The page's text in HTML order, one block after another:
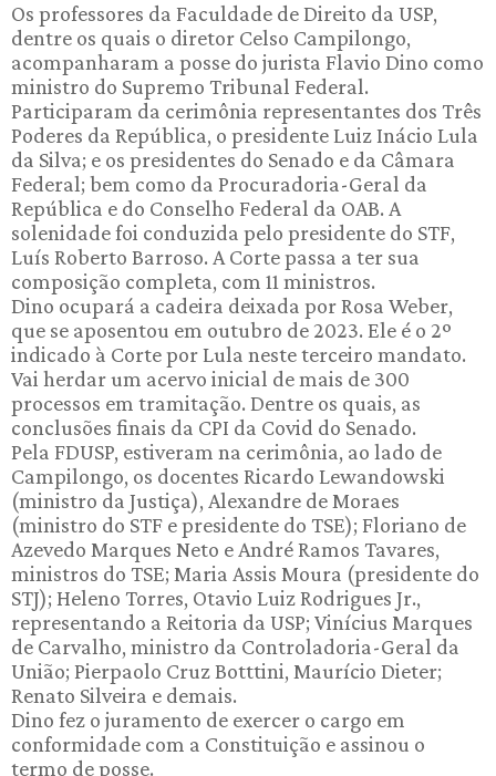
Os professores da Faculdade de Direito da USP,
dentre os quais o diretor Celso Campilongo,
acompanharam a posse do jurista Flavio Dino como
ministro do Supremo Tribunal Federal.
Participaram da cerimônia representantes dos Três
Poderes da República, o presidente Luiz Inácio Lula
da Silva; e os presidentes do Senado e da Câmara
Federal; bem como da Procuradoria-Geral da
República e do Conselho Federal da OAB. A
solenidade foi conduzida pelo presidente do STF,
Luís Roberto Barroso. A Corte passa a ter sua
composição completa, com 11 ministros.
Dino ocupará a cadeira deixada por Rosa Weber,
que se aposentou em outubro de 2023. Ele é o 2º
indicado à Corte por Lula neste terceiro mandato.
Vai herdar um acervo inicial de mais de 300
processos em tramitação. Dentre os quais, as
conclusões finais da CPI da Covid do Senado.
Pela FDUSP, estiveram na cerimônia, ao lado de
Campilongo, os docentes Ricardo Lewandowski
(ministro da Justiça), Alexandre de Moraes
(ministro do STF e presidente do TSE); Floriano de
Azevedo Marques Neto e André Ramos Tavares,
ministros do TSE; Maria Assis Moura (presidente do
STJ); Heleno Torres, Otavio Luiz Rodrigues Jr.,
representando a Reitoria da USP; Vinícius Marques
de Carvalho, ministro da Controladoria-Geral da
União; Pierpaolo Cruz Botttini, Maurício Dieter;
Renato Silveira e demais.
Dino fez o juramento de exercer o cargo em
conformidade com a Constituição e assinou o
termo de posse.